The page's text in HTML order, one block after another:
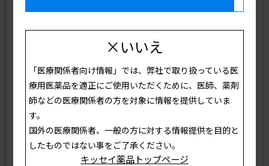
ペイシェントハラスメントへの具体的な対応 [診療サポー
2026年04月28日
2026年03月31日
ペイシェントハラスメントの理解と対応 [診療サポート]
2026年03月31日
アルコール摂取と2型糖尿病 [サクサクわかる糖尿病診療キー
ワードQ&A]
×いいえ
「医療関係者向け情報」では、弊社で取り扱っている医
療用医薬品を適正にご使用いただくために、医師、薬剤
師などの医療関係者の方を対象に情報を提供していま
す。
国外の医療関係者、一般の方に対する情報提供を目的と
したものではない事をご了承ください。
キッセイ薬品トップページ